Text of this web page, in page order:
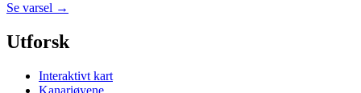
Se varsel →
Utforsk
Interaktivt kart
Kanariøyene